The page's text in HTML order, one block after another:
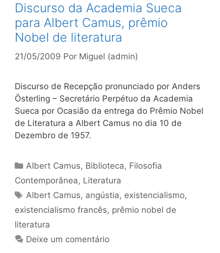
Discurso da Academia Sueca
para Albert Camus, prêmio
Nobel de literatura
21/05/2009 Por Miguel (admin)
Discurso de Recepção pronunciado por Anders
Österling – Secretário Perpétuo da Academia
Sueca por Ocasião da entrega do Prêmio Nobel
de Literatura a Albert Camus no dia 10 de
Dezembro de 1957.
Categorias
Albert Camus, Biblioteca, Filosofia
Contemporânea, Literatura
Tags
Albert Camus, angústia, existencialismo,
existencialismo francês, prêmio nobel de
literatura
Deixe um comentário